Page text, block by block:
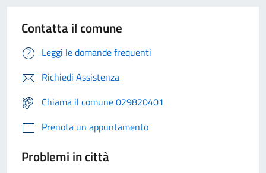
Contatta il comune
Leggi le domande frequenti
Richiedi Assistenza
Chiama il comune 029820401
Prenota un appuntamento
Problemi in città